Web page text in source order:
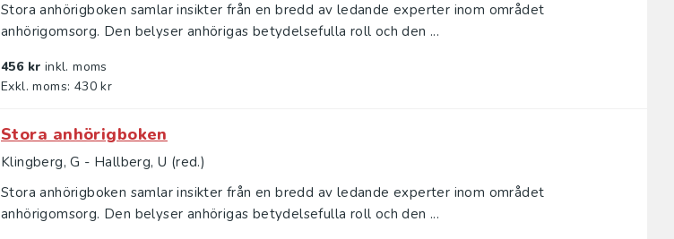
Stora anhörigboken samlar insikter från en bredd av ledande experter inom området
anhörigomsorg. Den belyser anhörigas betydelsefulla roll och den ...
456 kr inkl. moms
Exkl. moms: 430 kr
Stora anhörigboken
Klingberg, G - Hallberg, U (red.)
Stora anhörigboken samlar insikter från en bredd av ledande experter inom området
anhörigomsorg. Den belyser anhörigas betydelsefulla roll och den ...